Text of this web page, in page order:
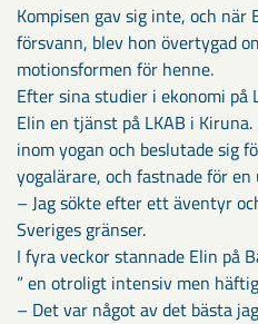
Kompisen gav sig inte, och
försvann, blev hon övertygad
motionsformen för henne.
Efter sina studier i ekonomi
Elin en tjänst på LKAB i
inom yogan och beslutade sig
yogalärare, och fastnade för
– Jag sökte efter ett äventyr
Sveriges gränser.
I fyra veckor stannade Elin på
” en otroligt intensiv men häftig
– Det var något av det bästa